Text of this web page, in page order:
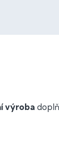
výroba